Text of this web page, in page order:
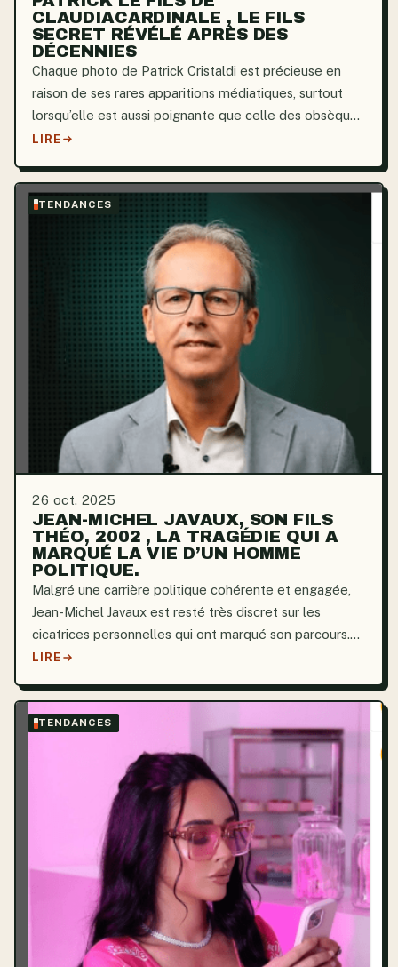
CLAUDIACARDINALE , LE FILS
SECRET RÉVÉLÉ APRÈS DES
DÉCENNIES
Chaque photo de Patrick Cristaldi est précieuse en
raison de ses rares apparitions médiatiques, surtout
lorsqu’elle est aussi poignante que celle des obsèques
de sa mère, Claudia Cardinale. Il était là, discret mais
LIRE
TENDANCES
26 oct. 2025
JEAN-MICHEL JAVAUX, SON FILS
THÉO, 2002 , LA TRAGÉDIE QUI A
MARQUÉ LA VIE D’UN HOMME
POLITIQUE.
Malgré une carrière politique cohérente et engagée,
Jean-Michel Javaux est resté très discret sur les
cicatrices personnelles qui ont marqué son parcours.
C’est surprenant pour une personnalité publique.
fréquemment...
LIRE
TENDANCES